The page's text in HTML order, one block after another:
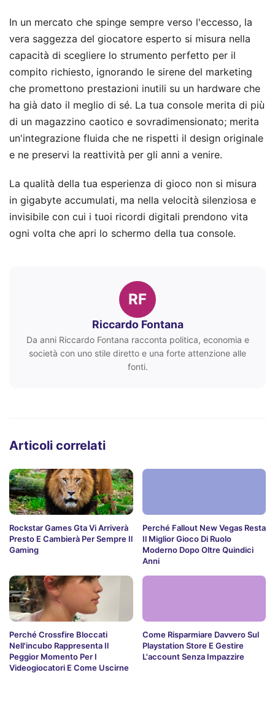
In un mercato che spinge sempre verso l'eccesso, la
vera saggezza del giocatore esperto si misura nella
capacità di scegliere lo strumento perfetto per il
compito richiesto, ignorando le sirene del marketing
che promettono prestazioni inutili su un hardware che
ha già dato il meglio di sé. La tua console merita di più
di un magazzino caotico e sovradimensionato; merita
un'integrazione fluida che ne rispetti il design originale
e ne preservi la reattività per gli anni a venire.
La qualità della tua esperienza di gioco non si misura
in gigabyte accumulati, ma nella velocità silenziosa e
invisibile con cui i tuoi ricordi digitali prendono vita
ogni volta che apri lo schermo della tua console.
RF
Riccardo Fontana
Da anni Riccardo Fontana racconta politica, economia e
società con uno stile diretto e una forte attenzione alle
fonti.
Articoli correlati
Rockstar Games Gta Vi Arriverà
Presto E Cambierà Per Sempre Il
Gaming
Perché Fallout New Vegas Resta
Il Miglior Gioco Di Ruolo
Moderno Dopo Oltre Quindici
Anni
Perché Crossfire Bloccati
Nell'incubo Rappresenta Il
Peggior Momento Per I
Videogiocatori E Come Uscirne
Come Risparmiare Davvero Sul
Playstation Store E Gestire
L'account Senza Impazzire